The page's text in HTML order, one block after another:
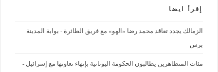
إقرأ ايضا
الزمالك يجدد تعاقد محمد رضا «الهو» مع فريق الطائرة - بوابة المدينة
برس
مئات المتظاهرين يطالبون الحكومة اليونانية بإنهاء تعاونها مع إسرائيل -